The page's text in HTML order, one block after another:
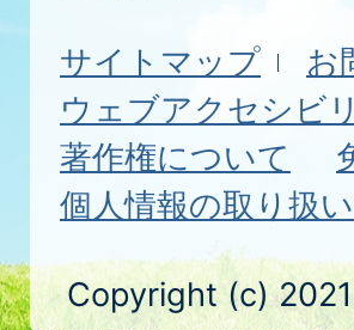
サイトマップ
お
ウェブアクセシビ
著作権について
個人情報の取り扱い
Copyright (c)